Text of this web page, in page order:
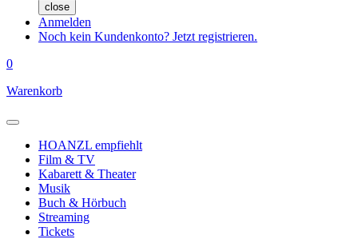
close
Anmelden
Noch kein Kundenkonto? Jetzt registrieren.
0
Warenkorb
HOANZL empfiehlt
Film & TV
Kabarett & Theater
Musik
Buch & Hörbuch
Streaming
Tickets